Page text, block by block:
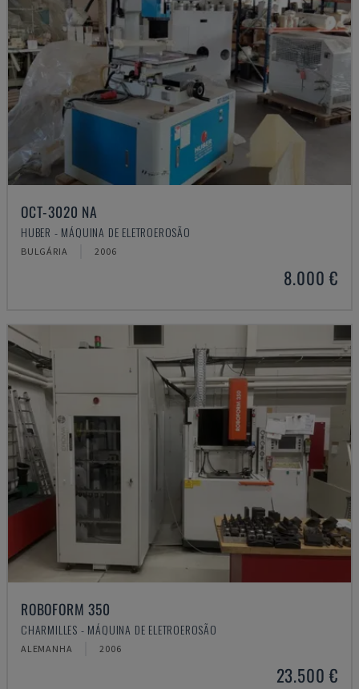
OCT-3020 NA
HUBER - MÁQUINA DE ELETROEROSÃO
BULGÁRIA 2006
8.000 €
ROBOFORM 350
CHARMILLES - MÁQUINA DE ELETROEROSÃO
ALEMANHA 2006
23.500 €